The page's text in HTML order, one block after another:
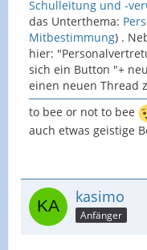
Schulleitung und -
das Unterthema:
Mitbestimmung) .
hier:
sich ein Button "+
einen neuen Thread
to bee or not to bee
auch etwas geistige
kasimo
Anfänger